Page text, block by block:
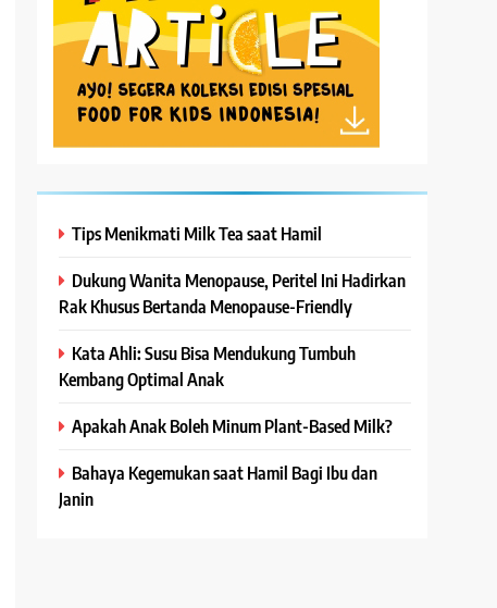
Tips Menikmati Milk Tea saat Hamil
Dukung Wanita Menopause, Peritel Ini Hadirkan
Rak Khusus Bertanda Menopause-Friendly
Kata Ahli: Susu Bisa Mendukung Tumbuh
Kembang Optimal Anak
Apakah Anak Boleh Minum Plant-Based Milk?
Bahaya Kegemukan saat Hamil Bagi Ibu dan
Janin